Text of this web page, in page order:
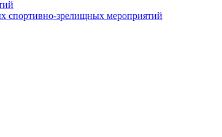
спортивно-зрелищных мероприятий